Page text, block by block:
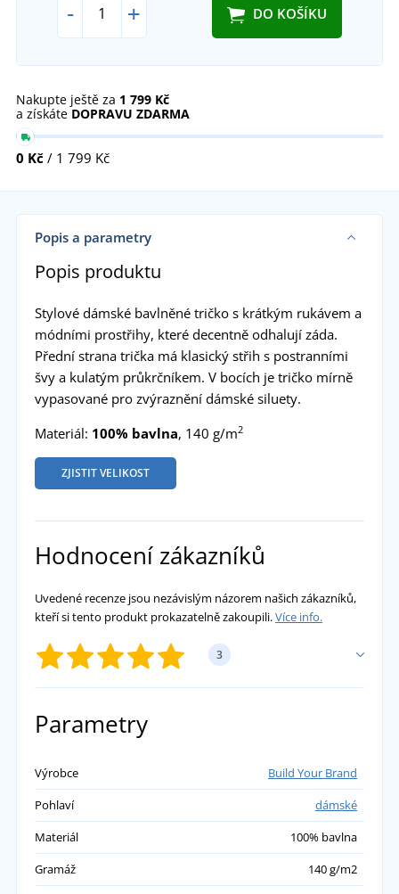
- + DO KOŠÍKU
Nakupte ještě za 1 799 Kč
a získáte DOPRAVU ZDARMA
0 Kč / 1 799 Kč
Popis a parametry
Popis produktu
Stylové dámské bavlněné tričko s krátkým rukávem a
módními prostřihy, které decentně odhalují záda.
Přední strana trička má klasický střih s postranními
švy a kulatým průkrčníkem. V bocích je tričko mírně
vypasované pro zvýraznění dámské siluety.
Materiál: 100% bavlna, 140 g/m2
ZJISTIT VELIKOST
Hodnocení zákazníků
Uvedené recenze jsou nezávislým názorem našich zákazníků,
kteří si tento produkt prokazatelně zakoupili.Více info.
3
Tereza
Trochu tenčí ale velmi příjemné a pěkné triko.
Podle tabulky zvoleno L i když mám M a sedí
skvěle.
přidáno 01.08.2023
Parametry
Výrobce
Build Your Brand
Pohlaví
dámské
Materiál
100% bavlna
Gramáž
140 g/m2